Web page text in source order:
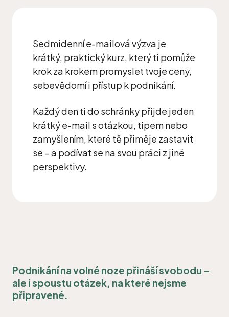
Sedmidenní e-mailová výzva je
krátký, praktický kurz, který ti pomůže
krok za krokem promyslet tvoje ceny,
sebevědomí i přístup k podnikání.
Každý den ti do schránky přijde jeden
krátký e-mail s otázkou, tipem nebo
zamyšlením, které tě přiměje zastavit
se – a podívat se na svou práci z jiné
perspektivy.
Podnikání na volné noze přináší svobodu –
ale i spoustu otázek, na které nejsme
připravené.